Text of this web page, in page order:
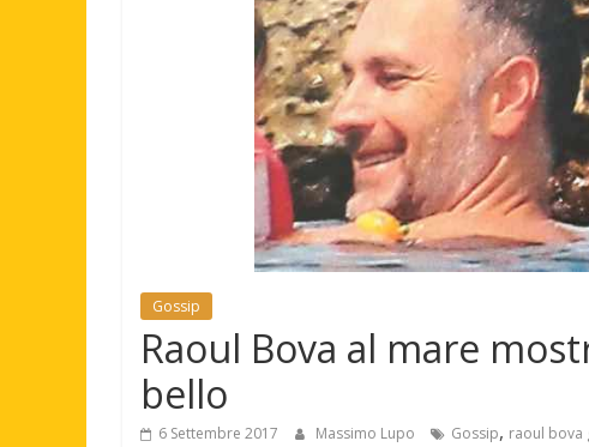
Gossip
Raoul Bova al mare
bello
6 Settembre 2017 Massimo Lupo Gossip, raoul bova